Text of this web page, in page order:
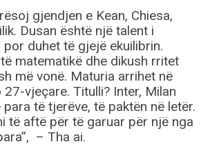
gjendjen e Kean, Chiesa,
Dusan është një talent i
por duhet të gjejë ekuilibrin.
matematikë dhe dikush rritet
më vonë. Maturia arrihet në
vjeçare. Titulli? Inter, Milan
të tjerëve, të paktën në letër.
të aftë për të garuar për një nga
– Tha ai.